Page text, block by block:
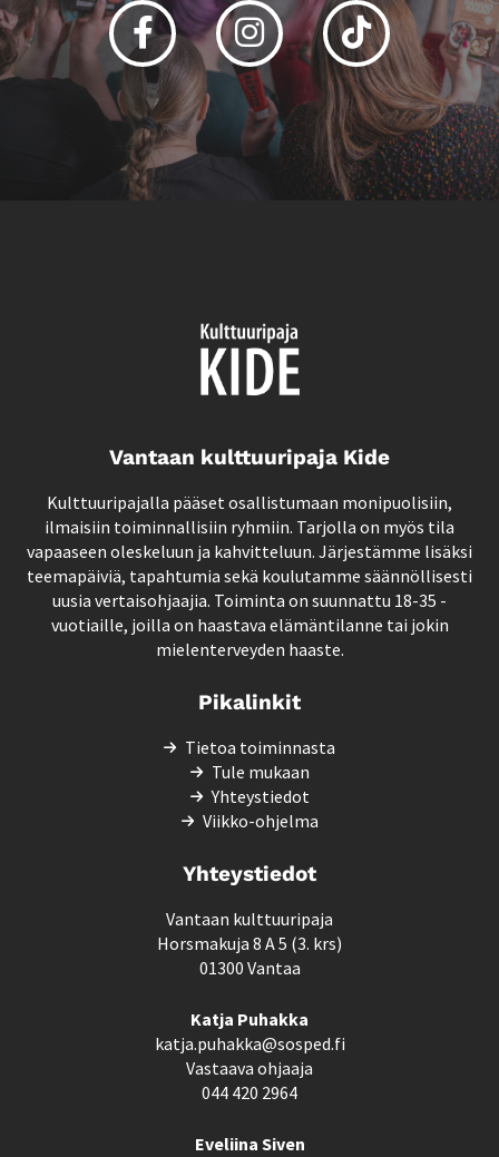
Facebook Instagram Tiktok
Vantaan kulttuuripaja Kide
Kulttuuripajalla pääset osallistumaan monipuolisiin,
ilmaisiin toiminnallisiin ryhmiin. Tarjolla on myös tila
vapaaseen oleskeluun ja kahvitteluun. Järjestämme lisäksi
teemapäiviä, tapahtumia sekä koulutamme säännöllisesti
uusia vertaisohjaajia. Toiminta on suunnattu 18-35 -
vuotiaille, joilla on haastava elämäntilanne tai jokin
mielenterveyden haaste.
Pikalinkit
Tietoa toiminnasta
Tule mukaan
Yhteystiedot
Viikko-ohjelma
Yhteystiedot
Vantaan kulttuuripaja
Horsmakuja 8 A 5 (3. krs)
01300 Vantaa
Katja Puhakka
katja.puhakka@sosped.fi
Vastaava ohjaaja
044 420 2964
Eveliina Siven